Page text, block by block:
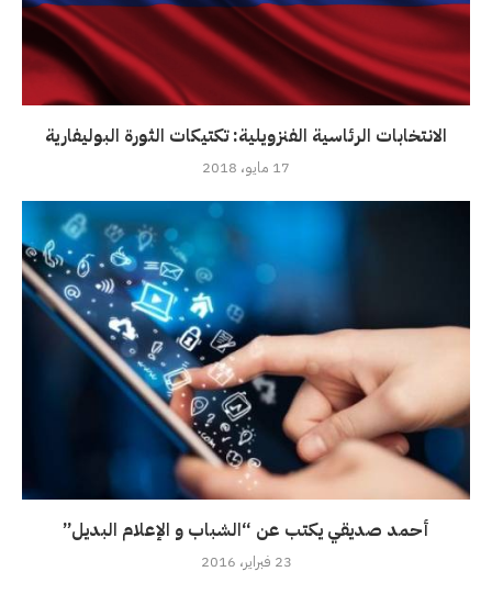
الانتخابات الرئاسية الفنزويلية: تكتيكات الثورة البوليفارية
17 مايو، 2018
أحمد صديقي يكتب عن “الشباب و الإعلام البديل”
23 فبراير، 2016